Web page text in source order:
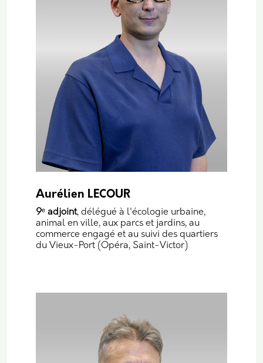
Aurélien LECOUR
9ᵉ adjoint, délégué à l'écologie urbaine,
animal en ville, aux parcs et jardins, au
commerce engagé et au suivi des quartiers
du Vieux-Port (Opéra, Saint-Victor)